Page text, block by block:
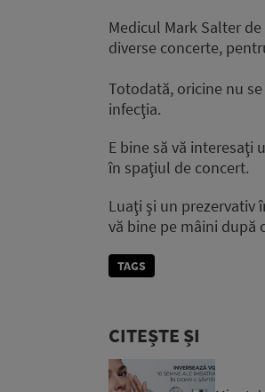
Medicul Mark Salter
diverse concerte,
Totodată, oricine nu
infecţia.
E bine să vă interesaţi
în spaţiul de concert.
Luaţi şi un prezervativ
vă bine pe mâini după
TAGS
CITEȘTE ȘI